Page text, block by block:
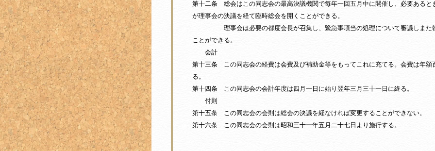
第十二条 総会はこの同志会の最高決議機関で毎年一回五月中に開催し、必要あると
が理事会の決議を経て臨時総会を開くことができる。
理事会は必要の都度会長が召集し、緊急事項当の処理について審議しまた
ことができる。
会計
第十三条 この同志会の経費は会費及び補助金等をもってこれに充てる。会費は年額
る。
第十四条 この同志会の会計年度は四月一日に始り翌年三月三十一日に終る。
付則
第十五条 この同志会の会則は総会の決議を経なければ変更することができない。
第十六条 この同志会の会則は昭和三十一年五月二十七日より施行する。